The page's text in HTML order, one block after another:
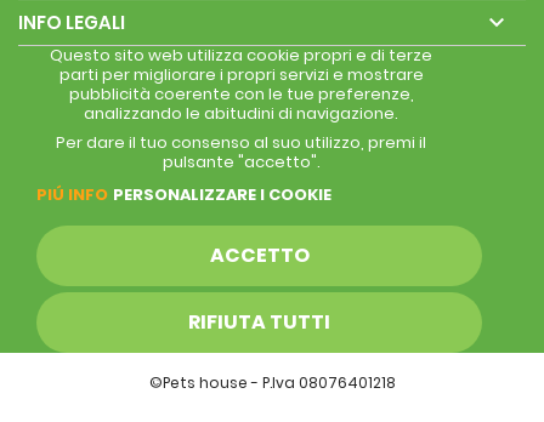
INFO LEGALI 
Questo sito web utilizza cookie propri e di terze
parti per migliorare i propri servizi e mostrare
pubblicità coerente con le tue preferenze,
analizzando le abitudini di navigazione.
Per dare il tuo consenso al suo utilizzo, premi il
pulsante "accetto".
PIÚ INFO PERSONALIZZARE I COOKIE
RIFIUTA TUTTI
ACCETTO
©Pets house - P.Iva 08076401218